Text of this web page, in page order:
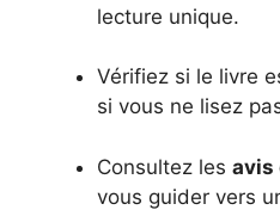
lecture unique.
Vérifiez si le livre
si vous ne lisez
Consultez les avis
vous guider vers